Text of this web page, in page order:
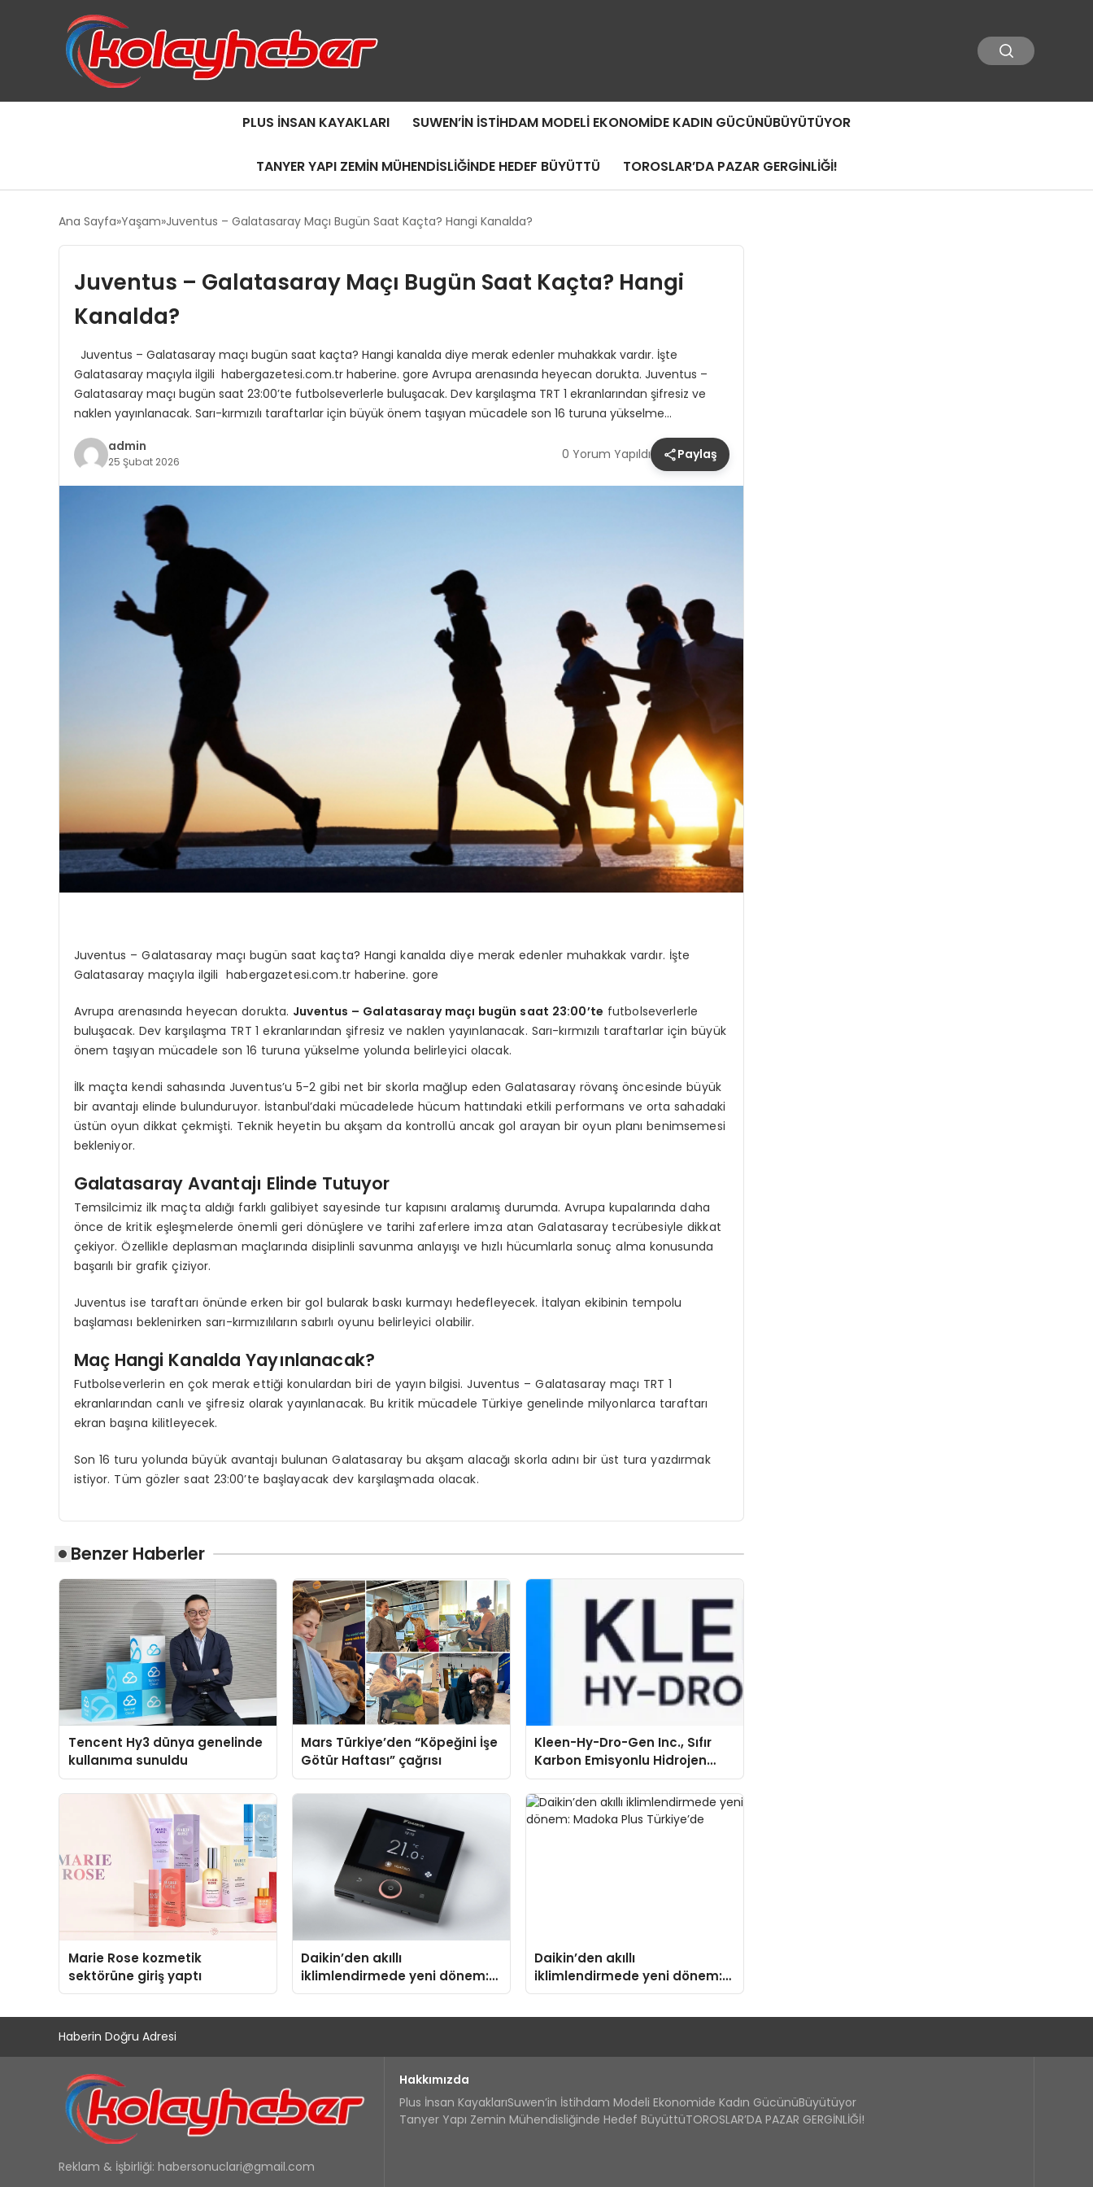
PLUS İNSAN KAYAKLARI SUWEN’IN İSTIHDAM MODELI EKONOMIDE KADIN GÜCÜNÜBÜYÜTÜYOR
TANYER YAPI ZEMIN MÜHENDISLIĞINDE HEDEF BÜYÜTTÜ TOROSLAR’DA PAZAR GERGİNLİĞİ!
Ana Sayfa Yaşam Juventus – Galatasaray Maçı Bugün Saat Kaçta? Hangi Kanalda?
Juventus – Galatasaray Maçı Bugün Saat Kaçta? Hangi
Kanalda?
Juventus – Galatasaray maçı bugün saat kaçta? Hangi kanalda diye merak edenler muhakkak vardır. İşte
Galatasaray maçıyla ilgili habergazetesi.com.tr haberine. gore Avrupa arenasında heyecan dorukta. Juventus –
Galatasaray maçı bugün saat 23:00’te futbolseverlerle buluşacak. Dev karşılaşma TRT 1 ekranlarından şifresiz ve
naklen yayınlanacak. Sarı-kırmızılı taraftarlar için büyük önem taşıyan mücadele son 16 turuna yükselme…
admin
25 Şubat 2026 0 Yorum Yapıldı Paylaş
Juventus – Galatasaray maçı bugün saat kaçta? Hangi kanalda diye merak edenler muhakkak vardır. İşte
Galatasaray maçıyla ilgili habergazetesi.com.tr haberine. gore
Avrupa arenasında heyecan dorukta. Juventus – Galatasaray maçı bugün saat 23:00’te futbolseverlerle
buluşacak. Dev karşılaşma TRT 1 ekranlarından şifresiz ve naklen yayınlanacak. Sarı-kırmızılı taraftarlar için büyük
önem taşıyan mücadele son 16 turuna yükselme yolunda belirleyici olacak.
İlk maçta kendi sahasında Juventus’u 5-2 gibi net bir skorla mağlup eden Galatasaray rövanş öncesinde büyük
bir avantajı elinde bulunduruyor. İstanbul’daki mücadelede hücum hattındaki etkili performans ve orta sahadaki
üstün oyun dikkat çekmişti. Teknik heyetin bu akşam da kontrollü ancak gol arayan bir oyun planı benimsemesi
bekleniyor.
Galatasaray Avantajı Elinde Tutuyor
Temsilcimiz ilk maçta aldığı farklı galibiyet sayesinde tur kapısını aralamış durumda. Avrupa kupalarında daha
önce de kritik eşleşmelerde önemli geri dönüşlere ve tarihi zaferlere imza atan Galatasaray tecrübesiyle dikkat
çekiyor. Özellikle deplasman maçlarında disiplinli savunma anlayışı ve hızlı hücumlarla sonuç alma konusunda
başarılı bir grafik çiziyor.
Juventus ise taraftarı önünde erken bir gol bularak baskı kurmayı hedefleyecek. İtalyan ekibinin tempolu
başlaması beklenirken sarı-kırmızılıların sabırlı oyunu belirleyici olabilir.
Maç Hangi Kanalda Yayınlanacak?
Futbolseverlerin en çok merak ettiği konulardan biri de yayın bilgisi. Juventus – Galatasaray maçı TRT 1
ekranlarından canlı ve şifresiz olarak yayınlanacak. Bu kritik mücadele Türkiye genelinde milyonlarca taraftarı
ekran başına kilitleyecek.
Son 16 turu yolunda büyük avantajı bulunan Galatasaray bu akşam alacağı skorla adını bir üst tura yazdırmak
istiyor. Tüm gözler saat 23:00’te başlayacak dev karşılaşmada olacak.
Benzer Haberler
Tencent Hy3 dünya genelinde
kullanıma sunuldu
Mars Türkiye’den “Köpeğini İşe
Götür Haftası” çağrısı
Kleen-Hy-Dro-Gen Inc., Sıfır
Karbon Emisyonlu Hidrojen
Isıtma Teknolojisinde ISO ve
TSSA Düzenleyici Onaylarını
Aldı
Marie Rose kozmetik
sektörüne giriş yaptı
Daikin’den akıllı
iklimlendirmede yeni dönem:
Madoka Plus Türkiye’de
Daikin’den akıllı
iklimlendirmede yeni dönem:
Madoka Plus Türkiye’de
Haberin Doğru Adresi
Reklam & İşbirliği: habersonuclari@gmail.com
Hakkımızda
Plus İnsan KayaklarıSuwen’in İstihdam Modeli Ekonomide Kadın GücünüBüyütüyor
Tanyer Yapı Zemin Mühendisliğinde Hedef BüyüttüTOROSLAR’DA PAZAR GERGİNLİĞİ!